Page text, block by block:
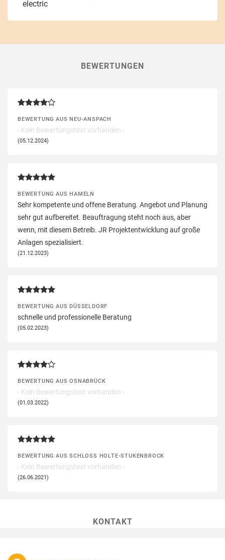
BEWERTUNGEN
BEWERTUNG AUS NEU-ANSPACH
- Kein Bewertungstext vorhanden -
(05.12.2024)
BEWERTUNG AUS HAMELN
Sehr kompetente und offene Beratung. Angebot und Planung
sehr gut aufbereitet. Beauftragung steht noch aus, aber
wenn, mit diesem Betreib. JR Projektentwicklung auf große
Anlagen spezialisiert.
(21.12.2023)
BEWERTUNG AUS DÜSSELDORF
schnelle und professionelle Beratung
(05.02.2023)
BEWERTUNG AUS OSNABRÜCK
- Kein Bewertungstext vorhanden -
(01.03.2022)
BEWERTUNG AUS SCHLOSS HOLTE-STUKENBROCK
- Kein Bewertungstext vorhanden -
(26.06.2021)
KONTAKT